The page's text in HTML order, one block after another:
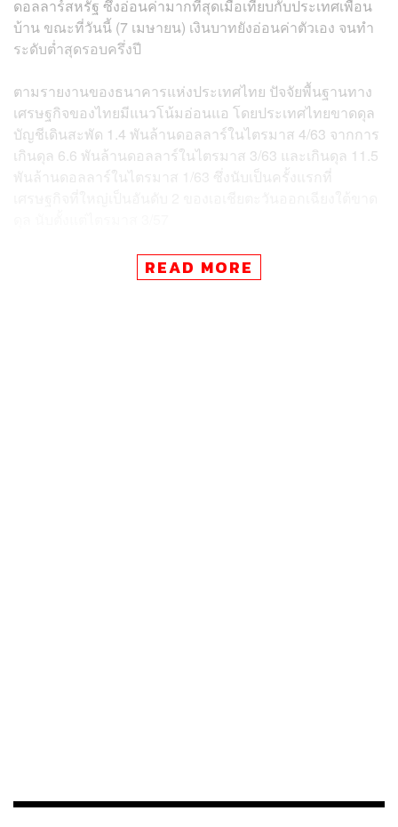
ดอลลาร์สหรัฐ ซึ่งอ่อนค่ามากที่สุดเมื่อเทียบกับประเทศเพื่อน
บ้าน ขณะที่วันนี้ (7 เมษายน) เงินบาทยังอ่อนค่าตัวเอง จนทำ
ระดับต่ำสุดรอบครึ่งปี
ตามรายงานของธนาคารแห่งประเทศไทย ปัจจัยพื้นฐานทาง
เศรษฐกิจของไทยมีแนวโน้มอ่อนแอ โดยประเทศไทยขาดดุล
บัญชีเดินสะพัด 1.4 พันล้านดอลลาร์ในไตรมาส 4/63 จากการ
เกินดุล 6.6 พันล้านดอลลาร์ในไตรมาส 3/63 และเกินดุล 11.5
พันล้านดอลลาร์ในไตรมาส 1/63 ซึ่งนับเป็นครั้งแรกที่
โดยรายได้จากภาคการบริการท่องเที่ยวลดลงเหลือ 742 ล้าน
ดอลลาร์ คิดเป็น 5% ของช่วงเดียวกันของปีที่แล้วเท่านั้น
READ MORE